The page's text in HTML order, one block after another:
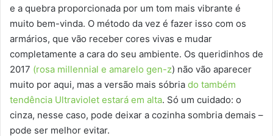
e a quebra proporcionada por um tom mais vibrante é
muito bem-vinda. O método da vez é fazer isso com os
armários, que vão receber cores vivas e mudar
completamente a cara do seu ambiente. Os queridinhos de
2017 (rosa millennial e amarelo gen-z) não vão aparecer
muito por aqui, mas a versão mais sóbria do também
tendência Ultraviolet estará em alta. Só um cuidado: o
cinza, nesse caso, pode deixar a cozinha sombria demais –
pode ser melhor evitar.